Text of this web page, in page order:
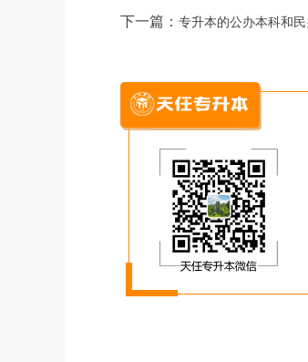
下一篇： 专升本的公办本科和